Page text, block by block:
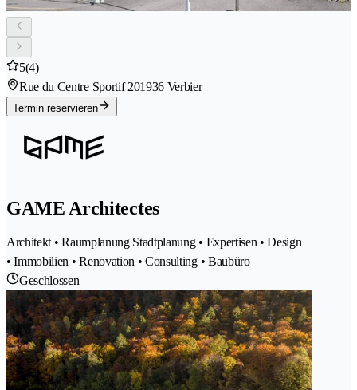
5(4)
Rue du Centre Sportif 201936 Verbier
Termin reservieren
GAME Architectes
Architekt • Raumplanung Stadtplanung • Expertisen • Design
• Immobilien • Renovation • Consulting • Baubüro
Geschlossen